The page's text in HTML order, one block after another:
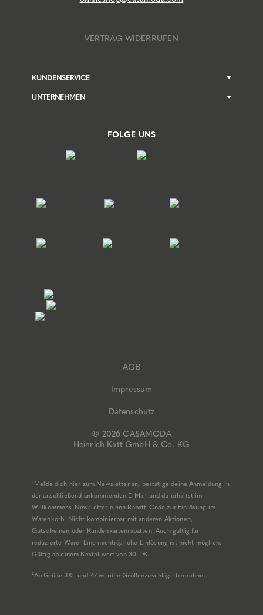
VERTRAG WIDERRUFEN
KUNDENSERVICE
UNTERNEHMEN
FOLGE UNS
© 2026 CASAMODA
Heinrich Katt GmbH & Co. KG
AGB
Impressum
Datenschutz
¹Melde dich hier zum Newsletter an, bestätige deine Anmeldung in
der anschließend ankommenden E-Mail und du erhältst im
Willkommens-Newsletter einen Rabatt-Code zur Einlösung im
Warenkorb. Nicht kombinierbar mit anderen Aktionen,
Gutscheinen oder Kundenkartenrabatten. Auch gültig für
reduzierte Ware. Eine nachträgliche Einlösung ist nicht möglich.
Gültig ab einem Bestellwert von 30,- €.
²Ab Größe 3XL und 47 werden Größenzuschläge berechnet.